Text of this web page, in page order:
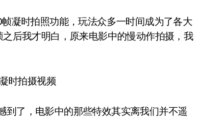
凝时拍照功能，玩法众多一时间成为了各大
后我才明白，原来电影中的慢动作拍摄，我
时拍摄视频
了，电影中的那些特效其实离我们并不遥